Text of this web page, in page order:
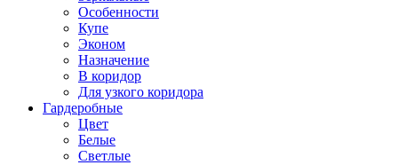
Особенности
Купе
Эконом
Назначение
В коридор
Для узкого коридора
Гардеробные
Цвет
Белые
Светлые